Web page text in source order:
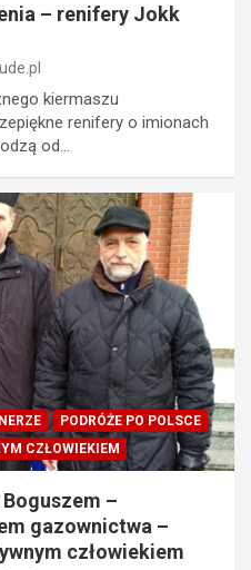
– renifery Jokk
kiermaszu
renifery o imionach
od…
PODRÓŻE PO POLSCE
CZŁOWIEKIEM
–
gazownictwa –
człowiekiem